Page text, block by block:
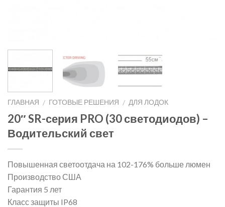
ГЛАВНАЯ / ГОТОВЫЕ РЕШЕНИЯ / ДЛЯ ЛОДОК
20″ SR-серия PRO (30 светодиодов) –
Водительский свет
Повышенная светоотдача на 102-176% больше люмен
Производство США
Гарантия 5 лет
Класс защиты IP68